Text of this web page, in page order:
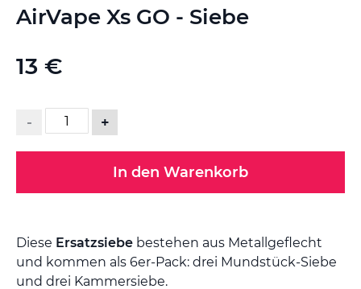
AirVape Xs GO - Siebe
13 €
- +
In den Warenkorb
Diese Ersatzsiebe bestehen aus Metallgeflecht
und kommen als 6er-Pack: drei Mundstück-Siebe
und drei Kammersiebe.
Anfang
springen